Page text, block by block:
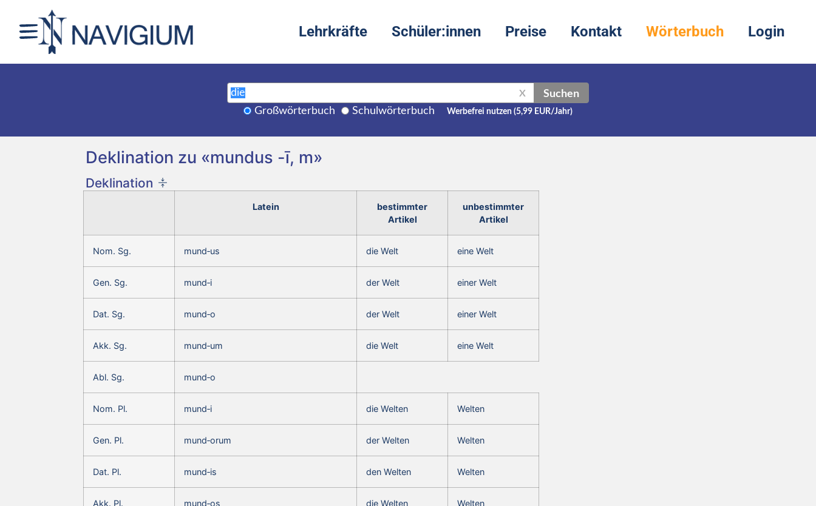
Lehrkräfte Schüler:innen Preise Kontakt Wörterbuch Login
X Suchen
Großwörterbuch Schulwörterbuch Werbefrei nutzen (5,99 EUR/Jahr)
Deklination zu «mundus -ī, m»
Deklination
Latein
bestimmter
Artikel
unbestimmter
Artikel
Nom. Sg. mund‑us die Welt eine Welt
Gen. Sg. mund‑i der Welt einer Welt
Dat. Sg. mund‑o der Welt einer Welt
Akk. Sg. mund‑um die Welt eine Welt
Abl. Sg. mund‑o
Nom. Pl. mund‑i die Welten Welten
Gen. Pl. mund‑orum der Welten Welten
Dat. Pl. mund‑is den Welten Welten
Akk. Pl. mund‑os die Welten Welten